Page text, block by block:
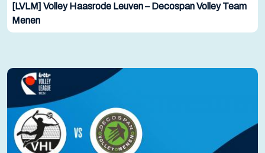
[LVLM] Volley Haasrode Leuven – Decospan Volley Team
Menen